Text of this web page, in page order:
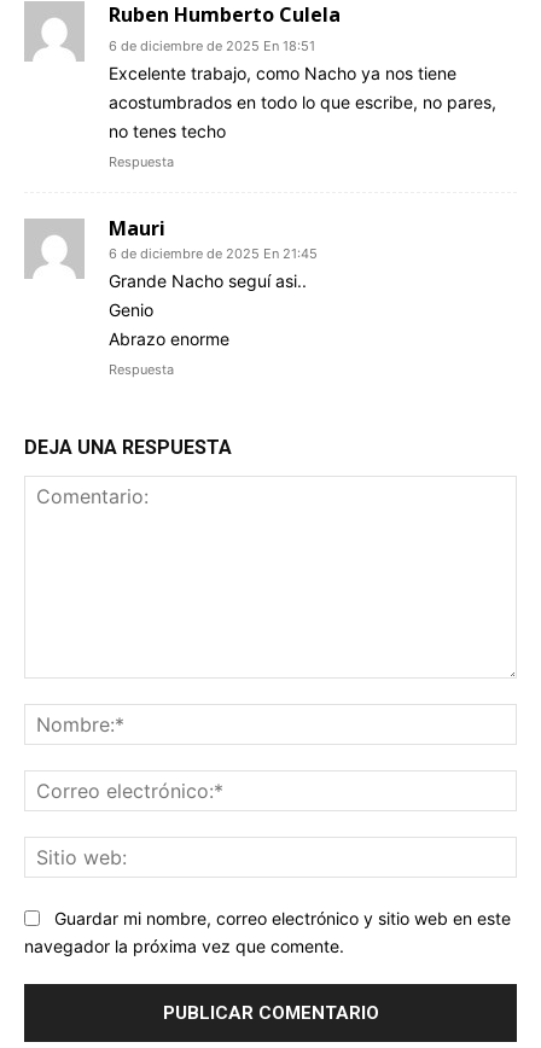
Ruben Humberto Culela
6 de diciembre de 2025 En 18:51
Excelente trabajo, como Nacho ya nos tiene
acostumbrados en todo lo que escribe, no pares,
no tenes techo
Respuesta
Mauri
6 de diciembre de 2025 En 21:45
Grande Nacho seguí asi..
Genio
Abrazo enorme
Respuesta
DEJA UNA RESPUESTA
Guardar mi nombre, correo electrónico y sitio web en este
navegador la próxima vez que comente.